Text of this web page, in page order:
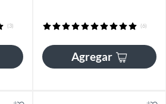
(3) (6)
Agregar